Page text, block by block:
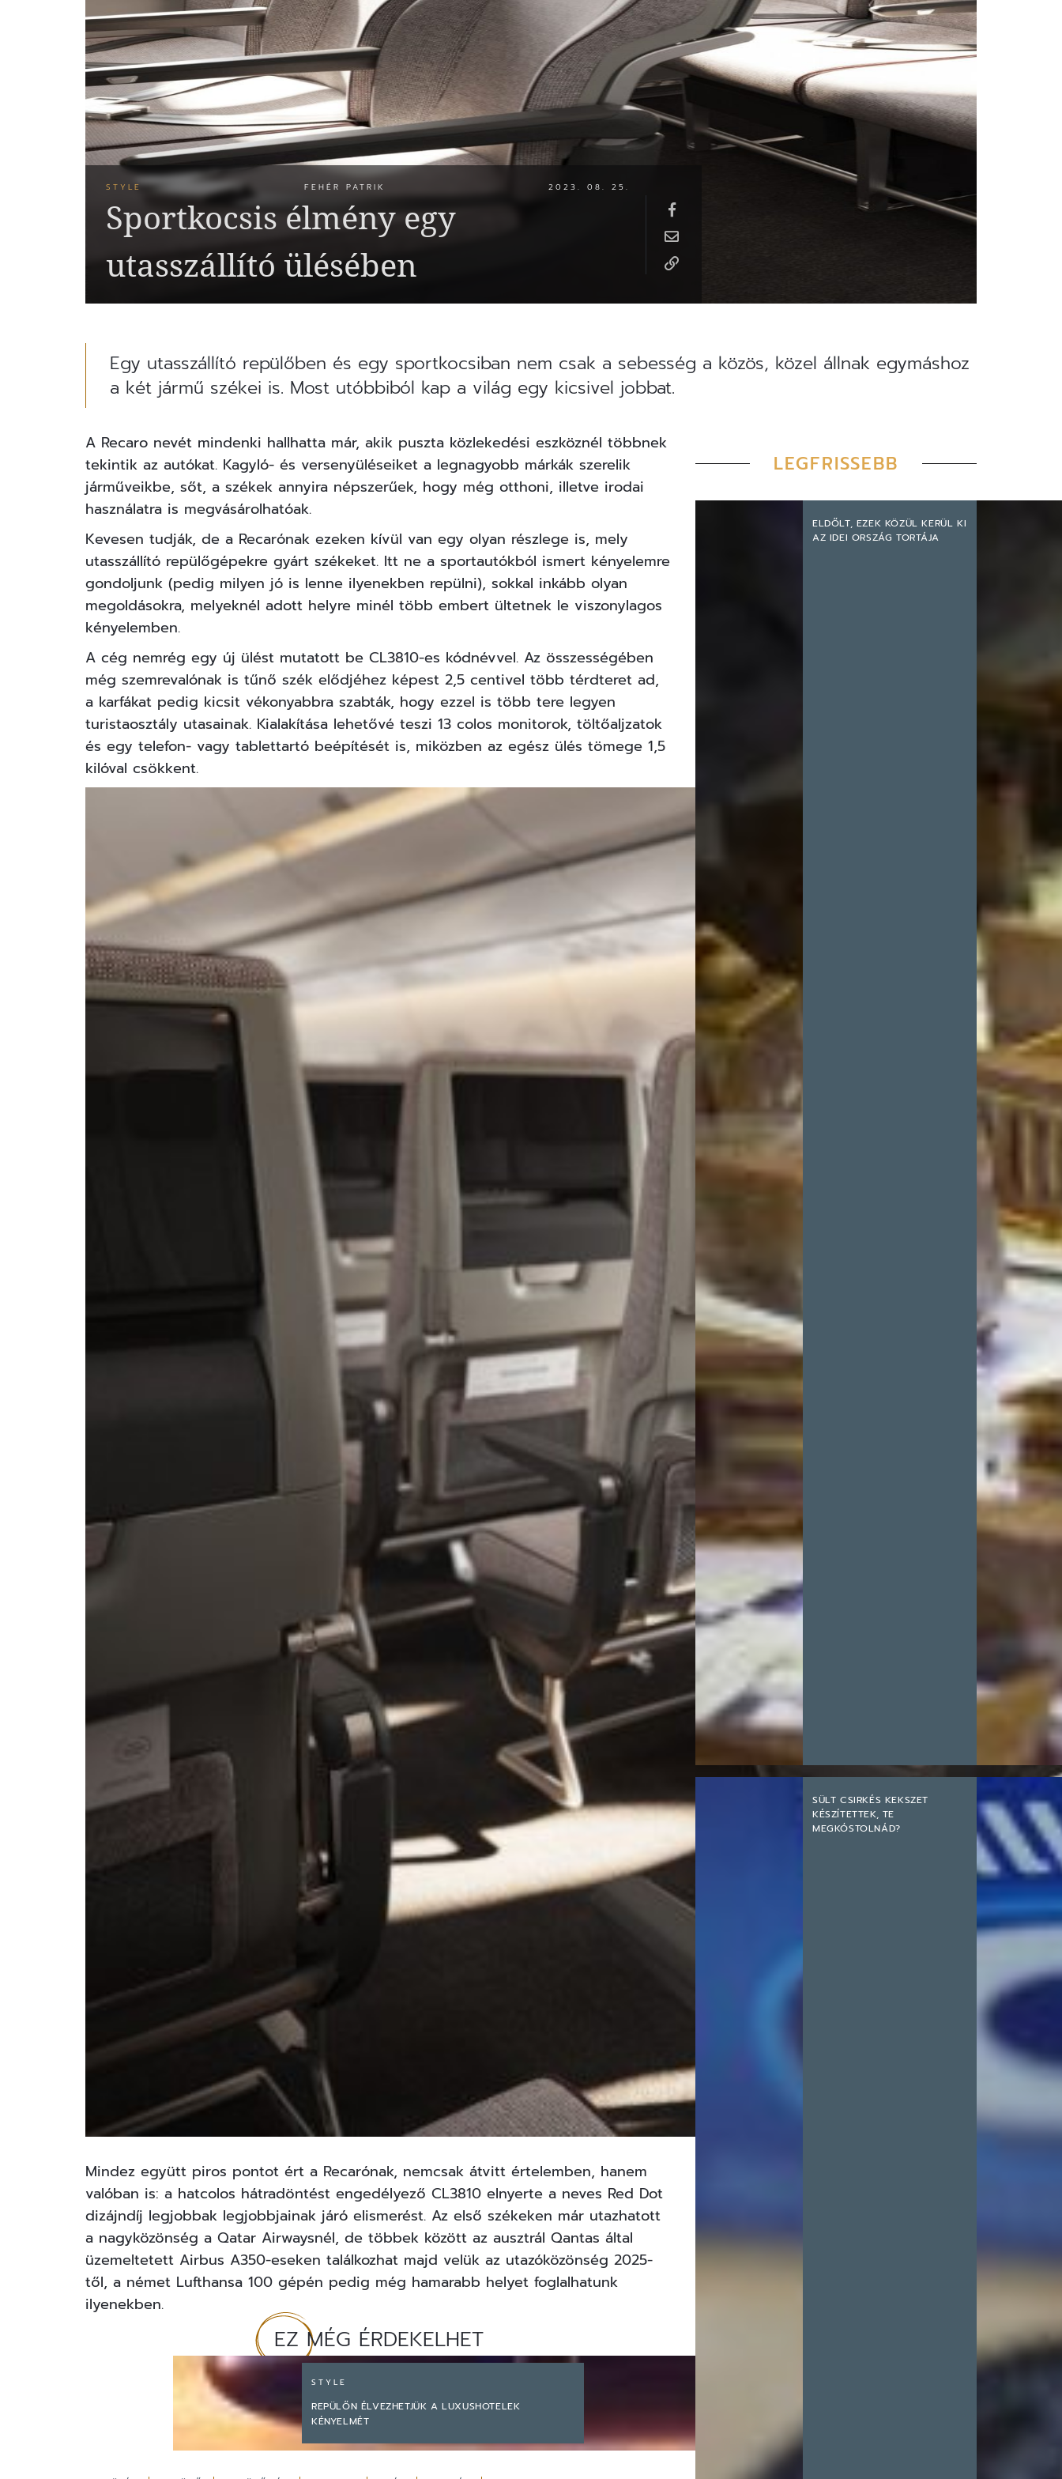
STYLE FEHÉR PATRIK 2023. 08. 25.
Sportkocsis élmény egy
utasszállító ülésében
Egy utasszállító repülőben és egy sportkocsiban nem csak a sebesség a közös, közel állnak egymáshoz
a két jármű székei is. Most utóbbiból kap a világ egy kicsivel jobbat.
A Recaro nevét mindenki hallhatta már, akik puszta közlekedési eszköznél többnek
tekintik az autókat. Kagyló- és versenyüléseiket a legnagyobb márkák szerelik
járműveikbe, sőt, a székek annyira népszerűek, hogy még otthoni, illetve irodai
használatra is megvásárolhatóak.
Kevesen tudják, de a Recarónak ezeken kívül van egy olyan részlege is, mely
utasszállító repülőgépekre gyárt székeket. Itt ne a sportautókból ismert kényelemre
gondoljunk (pedig milyen jó is lenne ilyenekben repülni), sokkal inkább olyan
megoldásokra, melyeknél adott helyre minél több embert ültetnek le viszonylagos
kényelemben.
A cég nemrég egy új ülést mutatott be CL3810-es kódnévvel. Az összességében
még szemrevalónak is tűnő szék elődjéhez képest 2,5 centivel több térdteret ad,
a karfákat pedig kicsit vékonyabbra szabták, hogy ezzel is több tere legyen
turistaosztály utasainak. Kialakítása lehetővé teszi 13 colos monitorok, töltőaljzatok
és egy telefon- vagy tablettartó beépítését is, miközben az egész ülés tömege 1,5
kilóval csökkent.
Mindez együtt piros pontot ért a Recarónak, nemcsak átvitt értelemben, hanem
valóban is: a hatcolos hátradöntést engedélyező CL3810 elnyerte a neves Red Dot
dizájndíj legjobbak legjobbjainak járó elismerést. Az első székeken már utazhatott
a nagyközönség a Qatar Airwaysnél, de többek között az ausztrál Qantas által
üzemeltetett Airbus A350-eseken találkozhat majd velük az utazóközönség 2025-
től, a német Lufthansa 100 gépén pedig még hamarabb helyet foglalhatunk
ilyenekben.
EZ MÉG ÉRDEKELHET
STYLE
REPÜLŐN ÉLVEZHETJÜK A LUXUSHOTELEK
KÉNYELMÉT
LEGFRISSEBB
ELDŐLT, EZEK KÖZÜL KERÜL KI
AZ IDEI ORSZÁG TORTÁJA
SÜLT CSIRKÉS KEKSZET
KÉSZÍTETTEK, TE
MEGKÓSTOLNÁD?